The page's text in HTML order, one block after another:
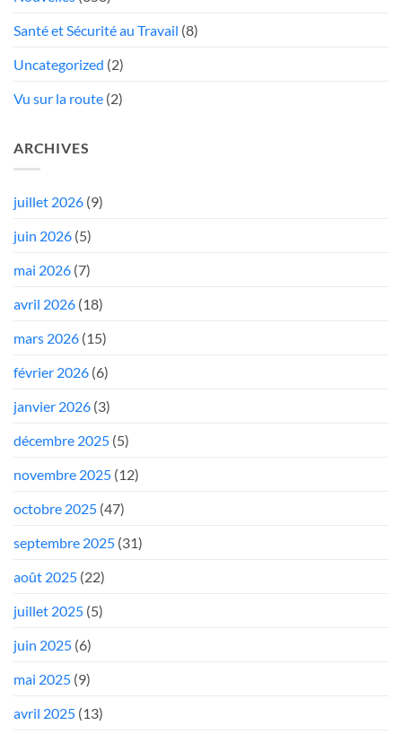
Santé et Sécurité au Travail (8)
Uncategorized (2)
Vu sur la route (2)
ARCHIVES
juillet 2026 (9)
juin 2026 (5)
mai 2026 (7)
avril 2026 (18)
mars 2026 (15)
février 2026 (6)
janvier 2026 (3)
décembre 2025 (5)
novembre 2025 (12)
octobre 2025 (47)
septembre 2025 (31)
août 2025 (22)
juillet 2025 (5)
juin 2025 (6)
mai 2025 (9)
avril 2025 (13)